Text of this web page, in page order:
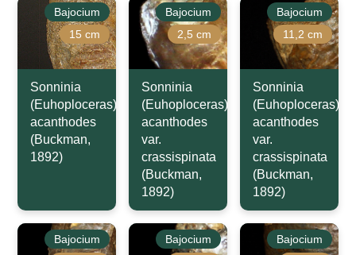
Bajocium
15 cm
Sonninia
(Euhoploceras)
acanthodes
(Buckman,
1892)
Bajocium
2,5 cm
Sonninia
(Euhoploceras)
acanthodes
var.
crassispinata
(Buckman,
1892)
Bajocium
11,2 cm
Sonninia
(Euhoploceras)
acanthodes
var.
crassispinata
(Buckman,
1892)
Bajocium
Bajocium
Bajocium